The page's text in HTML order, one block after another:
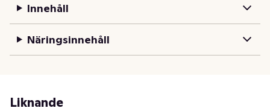
Premiumkvalité.
Innehåll
Näringsinnehåll
Liknande